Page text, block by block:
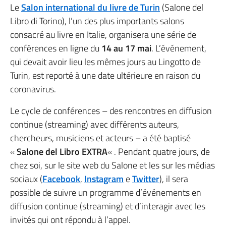
LeSalon international du livre de Turin (Salone del
Libro di Torino), l’un des plus importants salons
consacré au livre en Italie, organisera une série de
conférences en ligne du 14 au 17 mai. L’événement,
qui devait avoir lieu les mêmes jours au Lingotto de
Turin, est reporté à une date ultérieure en raison du
coronavirus.
Le cycle de conférences – des rencontres en diffusion
continue (streaming) avec différents auteurs,
chercheurs, musiciens et acteurs – a été baptisé
«Salone del Libro EXTRA« . Pendant quatre jours, de
chez soi, sur le site web du Salone et les sur les médias
sociaux (Facebook, Instagram eTwitter), il sera
possible de suivre un programme d’événements en
diffusion continue (streaming) et d’interagir avec les
invités qui ont répondu à l’appel.